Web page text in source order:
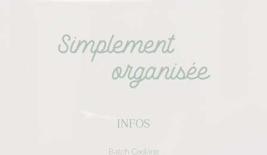
INFOS
Batch Cooking